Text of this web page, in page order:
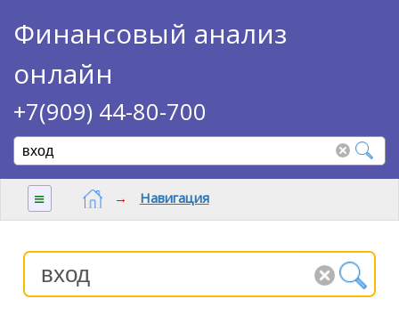
Финансовый анализ
онлайн
+7(909) 44-80-700
≡ → Навигация